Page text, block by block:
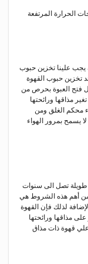
الحرارة المرتفعة
يجب علينا تخزين حبوب
تخزين حبوب القهوة
فتح العبوة بحرص من
مذاقها ورائحتها
محكم الغلق ومن
يسمح بمرور الهواء
طويلة تصل الى سنوات
أهم هذه الشروط هي
لذلك فإن القهوة
مذاقها ورائحتها
قهوة ذات مذاق